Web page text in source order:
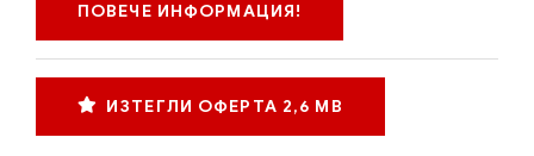
ПОВЕЧЕ ИНФОРМАЦИЯ!
ИЗТЕГЛИ ОФЕРТА 2,6 MB